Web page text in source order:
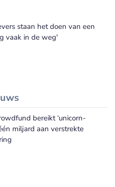
staan het doen van een
vaak in de weg'
Collin Crowdfund nieuws
bereikt ‘unicorn-
miljard aan verstrekte